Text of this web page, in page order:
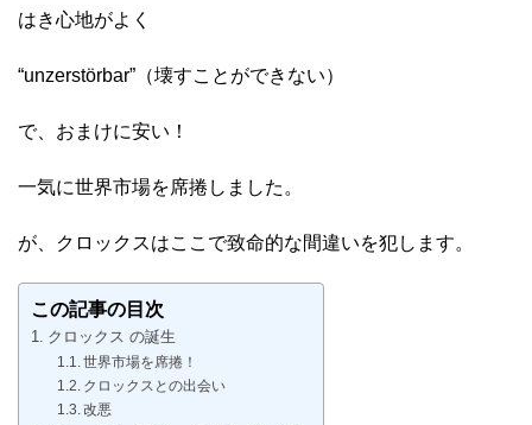
はき心地がよく
“unzerstörbar”（壊すことができない）
で、おまけに安い！
一気に世界市場を席捲しました。
が、クロックスはここで致命的な間違いを犯します。
この記事の目次
クロックス の誕生
世界市場を席捲！
クロックスとの出会い
改悪